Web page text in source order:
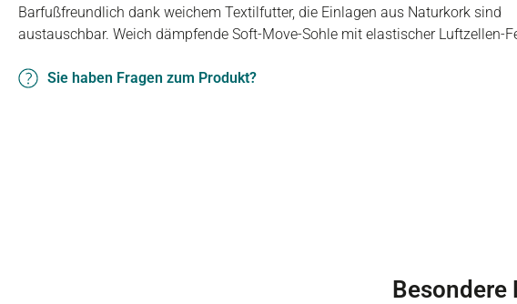
Barfußfreundlich dank weichem Textilfutter, die Einlagen aus Naturkork sind
austauschbar. Weich dämpfende Soft-Move-Sohle mit elastischer Luftzellen-
Sie haben Fragen zum Produkt?
Besondere